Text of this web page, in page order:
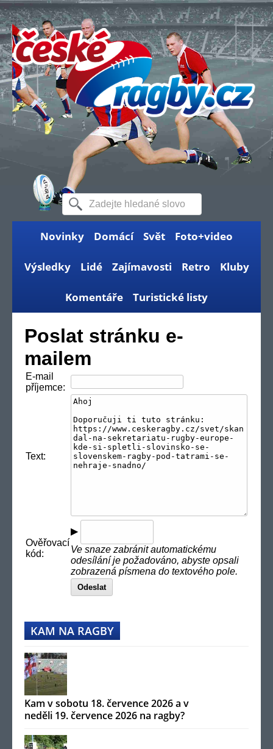
Novinky Domácí Svět Foto+video
Výsledky Lidé Zajímavosti Retro Kluby
Komentáře Turistické listy
Poslat stránku e-
mailem
E-mail
příjemce:
Text:
Ověřovací
kód:
▶
Ve snaze zabránit automatickému
odesílání je požadováno, abyste opsali
zobrazená písmena do textového pole.
Odeslat
KAM NA RAGBY
Kam v sobotu 18. července 2026 a v
neděli 19. července 2026 na ragby?